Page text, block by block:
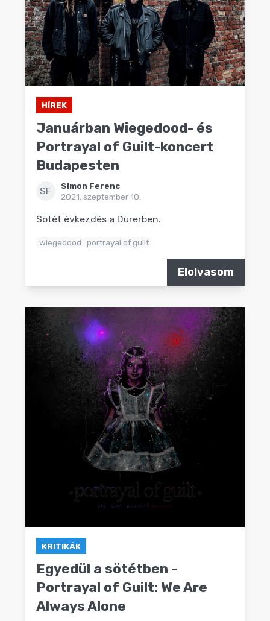
HÍREK
Januárban Wiegedood- és
Portrayal of Guilt-koncert
Budapesten
SF
Simon Ferenc
2021. szeptember 10.
Sötét évkezdés a Dürerben.
wiegedood portrayal of guilt
Elolvasom
KRITIKÁK
Egyedül a sötétben -
Portrayal of Guilt: We Are
Always Alone